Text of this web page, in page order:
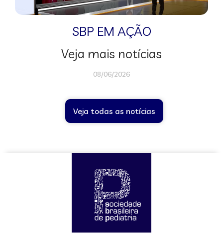
SBP EM AÇÃO
Veja mais notícias
08/06/2026
Veja todas as notícias